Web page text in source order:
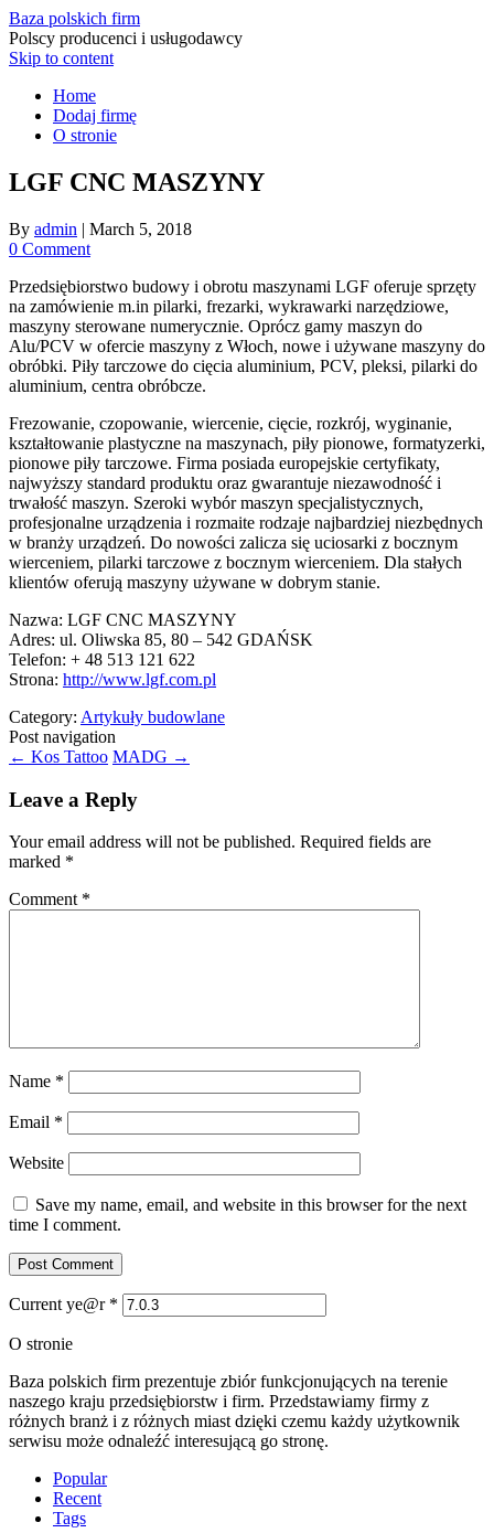
Baza polskich firm
Polscy producenci i usługodawcy
Skip to content
Home
Dodaj firmę
O stronie
LGF CNC MASZYNY
By admin | March 5, 2018
0 Comment
Przedsiębiorstwo budowy i obrotu maszynami LGF oferuje sprzęty
na zamówienie m.in pilarki, frezarki, wykrawarki narzędziowe,
maszyny sterowane numerycznie. Oprócz gamy maszyn do
Alu/PCV w ofercie maszyny z Włoch, nowe i używane maszyny do
obróbki. Piły tarczowe do cięcia aluminium, PCV, pleksi, pilarki do
aluminium, centra obróbcze.
Frezowanie, czopowanie, wiercenie, cięcie, rozkrój, wyginanie,
kształtowanie plastyczne na maszynach, piły pionowe, formatyzerki,
pionowe piły tarczowe. Firma posiada europejskie certyfikaty,
najwyższy standard produktu oraz gwarantuje niezawodność i
trwałość maszyn. Szeroki wybór maszyn specjalistycznych,
profesjonalne urządzenia i rozmaite rodzaje najbardziej niezbędnych
w branży urządzeń. Do nowości zalicza się uciosarki z bocznym
wierceniem, pilarki tarczowe z bocznym wierceniem. Dla stałych
klientów oferują maszyny używane w dobrym stanie.
Nazwa: LGF CNC MASZYNY
Adres: ul. Oliwska 85, 80 – 542 GDAŃSK
Telefon: + 48 513 121 622
Strona: http://www.lgf.com.pl
Category: Artykuły budowlane
Post navigation
← Kos Tattoo MADG →
Leave a Reply
Your email address will not be published. Required fields are
marked *
Comment *
Name *
Email *
Website
Save my name, email, and website in this browser for the next
time I comment.
Current ye@r *
O stronie
Baza polskich firm prezentuje zbiór funkcjonujących na terenie
naszego kraju przedsiębiorstw i firm. Przedstawiamy firmy z
różnych branż i z różnych miast dzięki czemu każdy użytkownik
serwisu może odnaleźć interesującą go stronę.
Popular
Recent
Tags